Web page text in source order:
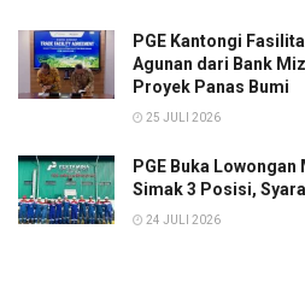
PGE Kantongi
Agunan dari Bank
Proyek Panas Bumi
25 JULI 2026
PGE Buka
Simak 3 Posisi,
24 JULI 2026